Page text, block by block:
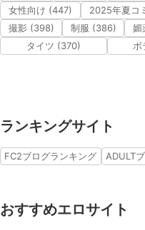
女性向け (447)
2025年夏コ
撮影 (398)
制服 (386)
媚
タイツ (370)
ボ
ランキングサイト
FC2ブログランキング ADULT
おすすめエロサイト